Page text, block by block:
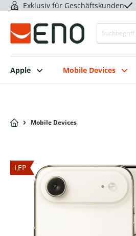
Exklusiv für Geschäftskunden
Apple Mobile Devices
Mobile Devices
LEP